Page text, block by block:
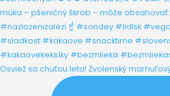
Osviež sa chuťou leta! Zvolenský